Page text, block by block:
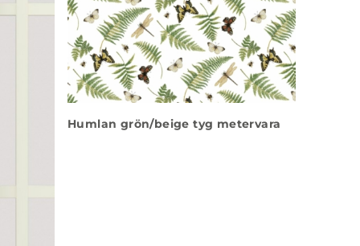
Humlan grön/beige tyg metervara